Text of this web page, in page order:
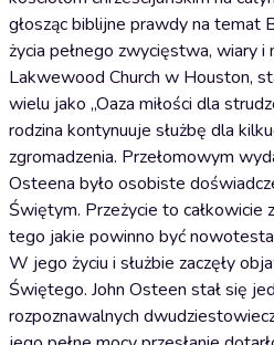
głosząc biblijne prawdy na temat
życia pełnego zwycięstwa, wiary i
Lakwewood Church w Houston,
wielu jako „Oaza miłości dla
rodzina kontynuuje służbę dla
zgromadzenia. Przełomowym
Osteena było osobiste
Świętym. Przeżycie to całkowicie
tego jakie powinno być
W jego życiu i służbie zaczęły
Świętego. John Osteen stał się
rozpoznawalnych